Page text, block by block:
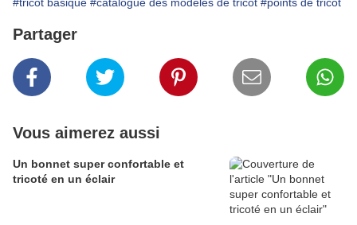
Partager
Vous aimerez aussi
Un bonnet super confortable et
tricoté en un éclair